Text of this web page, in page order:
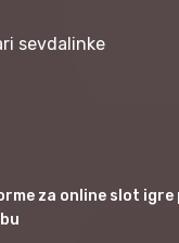
sevdalinke
za online slot igre